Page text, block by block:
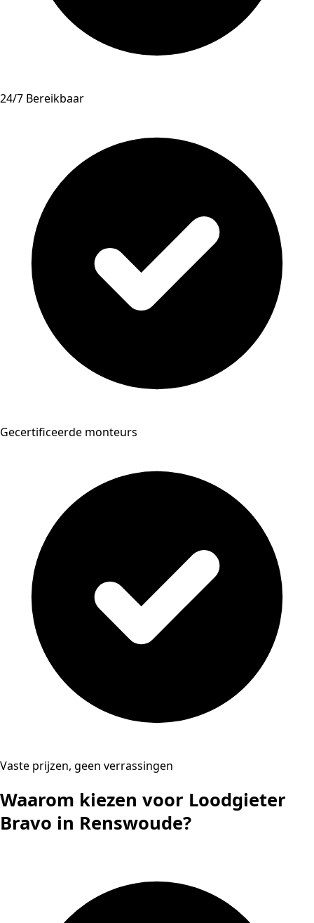
24/7 Bereikbaar
Gecertificeerde monteurs
Vaste prijzen, geen verrassingen
Waarom kiezen voor Loodgieter
Bravo in Renswoude?